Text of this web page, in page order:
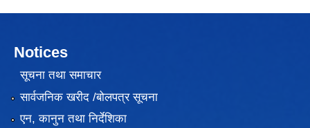
Notices
सूचना तथा समाचार
सार्वजनिक खरीद /बोलपत्र सूचना
एन, कानुन तथा निर्देशिका